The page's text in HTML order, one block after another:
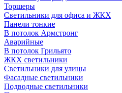
Торшеры
Светильники для офиса и ЖКХ
Панели тонкие
В потолок Армстронг
Аварийные
В потолок Грильято
ЖКХ светильники
Светильники для улицы
Фасадные светильники
Подводные светильники